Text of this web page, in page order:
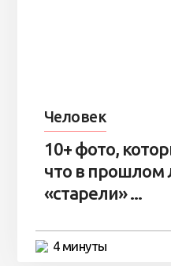
Человек
10+ фото,
что в прошлом
«старели» ...
4 минуты